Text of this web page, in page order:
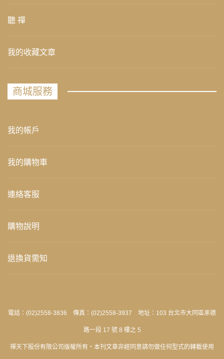
聽 禪
我的收藏文章
商城服務
我的帳戶
我的購物車
連絡客服
購物說明
退換貨需知
電話：(02)2558-3836 傳真：(02)2558-3937 地址：103 台北市大同區承德
路一段 17 號 8 樓之 5
禪天下股份有限公司版權所有‧本刊文章非經同意請勿做任何型式的轉載使用